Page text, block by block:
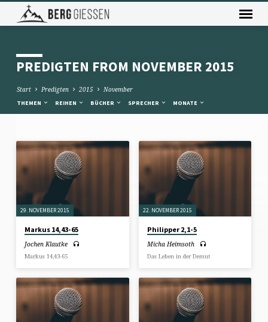
PREDIGTEN FROM NOVEMBER 2015
Start Predigten 2015 November
THEMEN REIHEN BÜCHER SPRECHER MONATE
PREDIGTEN
FROM
NOVEMBER
2015
29. NOVEMBER 2015
Markus 14,43-65
Jochen Klautke
Markus 14,43-65
22. NOVEMBER 2015
Philipper 2,1-5
Micha Heimsoth
Das Leben in der Demut